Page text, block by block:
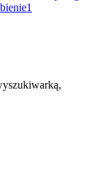
1